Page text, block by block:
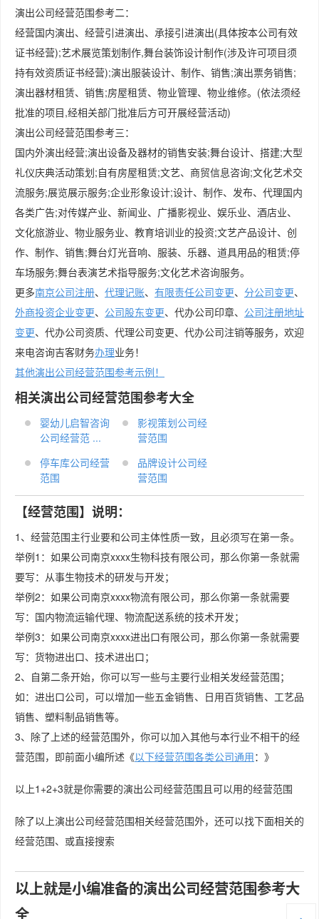
演出公司经营范围参考二：
经营国内演出、经营引进演出、承接引进演出(具体按本公司有效
证书经营);艺术展览策划制作,舞台装饰设计制作(涉及许可项目须
持有效资质证书经营);演出服装设计、制作、销售;演出票务销售;
演出器材租赁、销售;房屋租赁、物业管理、物业维修。(依法须经
批准的项目,经相关部门批准后方可开展经营活动)
演出公司经营范围参考三：
国内外演出经营;演出设备及器材的销售安装;舞台设计、搭建;大型
礼仪庆典活动策划;自有房屋租赁;文艺、商贸信息咨询;文化艺术交
流服务;展览展示服务;企业形象设计;设计、制作、发布、代理国内
各类广告;对传媒产业、新闻业、广播影视业、娱乐业、酒店业、
文化旅游业、物业服务业、教育培训业的投资;文艺产品设计、创
作、制作、销售;舞台灯光音响、服装、乐器、道具用品的租赁;停
车场服务;舞台表演艺术指导服务;文化艺术咨询服务。
更多南京公司注册、 代理记账、 有限责任公司变更、 分公司变更、
外商投资企业变更、 公司股东变更、代办公司印章、 公司注册地址
变更、代办公司资质、代理公司变更、代办公司注销等服务，欢迎
来电咨询吉客财务办理业务！
其他演出公司经营范围参考示例！
相关演出公司经营范围参考大全
婴幼儿启智咨询
公司经营范 ...
影视策划公司经
营范围
停车库公司经营
范围
品牌设计公司经
营范围
【经营范围】说明：
1、经营范围主行业要和公司主体性质一致，且必须写在第一条。
举例1：如果公司南京xxxx生物科技有限公司，那么你第一条就需
要写：从事生物技术的研发与开发；
举例2：如果公司南京xxxx物流有限公司，那么你第一条就需要
写：国内物流运输代理、物流配送系统的技术开发；
举例3：如果公司南京xxxx进出口有限公司，那么你第一条就需要
写：货物进出口、技术进出口；
2、自第二条开始，你可以写一些与主要行业相关发经营范围；
如：进出口公司，可以增加一些五金销售、日用百货销售、工艺品
销售、塑料制品销售等。
3、除了上述的经营范围外，你可以加入其他与本行业不相干的经
营范围，即前面小编所述《以下经营范围各类公司通用：》
以上1+2+3就是你需要的演出公司经营范围且可以用的经营范围
除了以上演出公司经营范围相关经营范围外，还可以找下面相关的
经营范围、或直接搜索
以上就是小编准备的演出公司经营范围参考大
全